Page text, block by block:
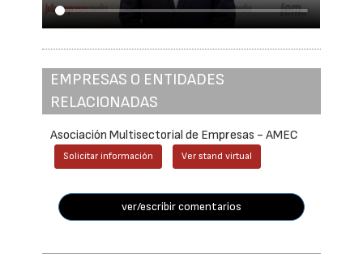
EMPRESAS O ENTIDADES
RELACIONADAS
Asociación Multisectorial de Empresas - AMEC
Solicitar información Ver stand virtual
ver/escribir comentarios